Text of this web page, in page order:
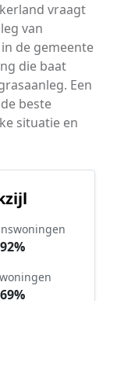
vraagt
van
de gemeente
die baat
Een
beste
situatie en
92%
69%